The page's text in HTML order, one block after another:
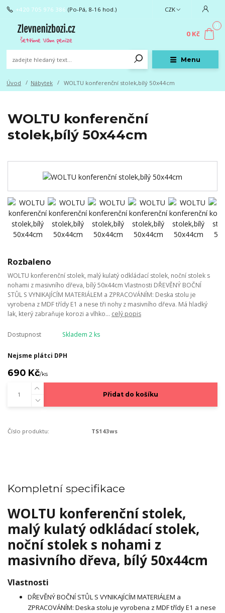
Menu
CZK
+420 705 976 386 (Po-Pá, 8-16 hod.)
0
0 Kč
Úvod Nábytek WOLTU konferenční stolek,bílý 50x44cm
WOLTU konferenční
stolek,bílý 50x44cm
Rozbaleno
WOLTU konferenční stolek, malý kulatý odkládací stolek, noční stolek s
nohami z masivního dřeva, bílý 50x44cm Vlastnosti DŘEVĚNÝ BOČNÍ
STŮL S VYNIKAJÍCÍM MATERIÁLEM a ZPRACOVÁNÍM: Deska stolu je
vyrobena z MDF třídy E1 a nese tři nohy z masivního dřeva. Má hladký
lak, který zabraňuje korozi a vlhko... celý popis
Dostupnost Skladem 2 ks
Nejsme plátci DPH
690 Kč/ks
Přidat do košíku
Číslo produktu: TS143ws
Kompletní specifikace
WOLTU konferenční stolek,
malý kulatý odkládací stolek,
noční stolek s nohami z
masivního dřeva, bílý 50x44cm
Vlastnosti
DŘEVĚNÝ BOČNÍ STŮL S VYNIKAJÍCÍM MATERIÁLEM a
ZPRACOVÁNÍM: Deska stolu je vyrobena z MDF třídy E1 a nese